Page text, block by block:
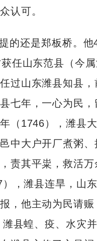
认可。
的还是郑板桥。他
任山东范县（今
过山东潍县知县，
七年，一心为民，
（1746），潍县
中大户开厂煮粥、
责其平粜，救活万
，潍县连旱，山
，他主动为民请赈
县蝗、疫、水灾